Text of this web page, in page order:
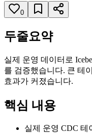
0
두줄요약
실제 운영 데이터로
를 검증했습니다. 큰 테
효과가 커졌습니다.
핵심 내용
실제 운영 CDC 테